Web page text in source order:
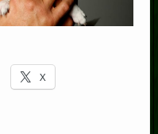
X